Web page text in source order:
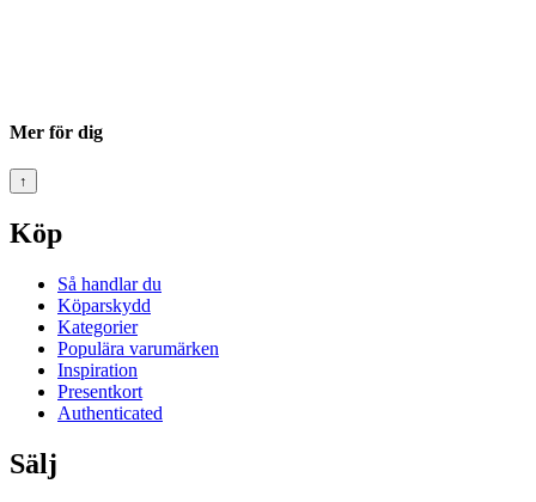
Mer för dig
↑
Köp
Så handlar du
Köparskydd
Kategorier
Populära varumärken
Inspiration
Presentkort
Authenticated
Sälj